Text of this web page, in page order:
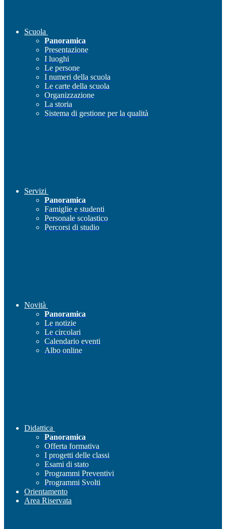
Scuola
Panoramica
Presentazione
I luoghi
Le persone
I numeri della scuola
Le carte della scuola
Organizzazione
La storia
Sistema di gestione per la qualità
Servizi
Panoramica
Famiglie e studenti
Personale scolastico
Percorsi di studio
Novità
Panoramica
Le notizie
Le circolari
Calendario eventi
Albo online
Didattica
Panoramica
Offerta formativa
I progetti delle classi
Esami di stato
Programmi Preventivi
Programmi Svolti
Orientamento
Area Riservata